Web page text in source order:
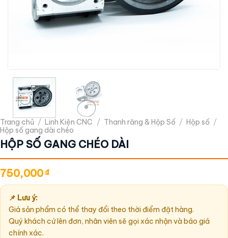
Trang chủ / Linh Kiện CNC / Thanh răng & Hộp Số / Hộp số /
Hộp số gang dài chéo
HỘP SỐ GANG CHÉO DÀI
750,000₫
📌 Lưu ý:
Giá sản phẩm có thể thay đổi theo thời điểm đặt hàng.
Quý khách cứ lên đơn, nhân viên sẽ gọi xác nhận và báo giá
chính xác.